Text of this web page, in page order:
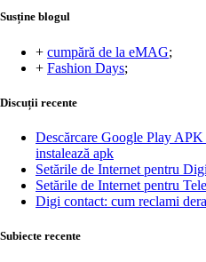
Susține blogul
+ cumpără de la eMAG;
+ Fashion Days;
Discuții recente
Descărcare Google Play
instalează apk
Setările de Internet pentru
Setările de Internet pentru
Digi contact: cum reclami
Subiecte recente